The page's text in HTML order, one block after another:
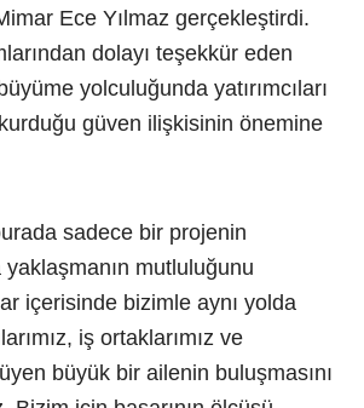
Ece Yılmaz gerçekleştirdi.
dolayı teşekkür eden
yolculuğunda yatırımcıları
güven ilişkisinin önemine
sadece bir projenin
mutluluğunu
içerisinde bizimle aynı yolda
iş ortaklarımız ve
büyük bir ailenin buluşmasını